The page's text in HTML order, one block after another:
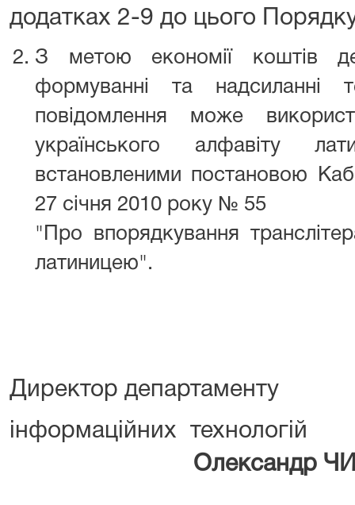
додатках 2-9 до цього
З метою економії коштів
формуванні та надсиланні
повідомлення може
українського алфавіту
встановленими постановою
27 січня 2010 року № 55
"Про впорядкування
латиницею".
Директор департаменту
Олександр